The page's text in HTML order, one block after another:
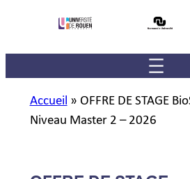
Accueil » OFFRE DE STAGE
Niveau Master 2 – 2026